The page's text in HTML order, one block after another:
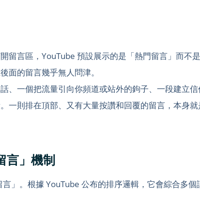
留言區，YouTube 預設展示的是「熱門留言」而不
面的留言幾乎無人問津。
、一個把流量引向你頻道或站外的鉤子、一段建立
一則排在頂部、又有大量按讚和回覆的留言，本身
言」機制
」。根據 YouTube 公布的排序邏輯，它會綜合多